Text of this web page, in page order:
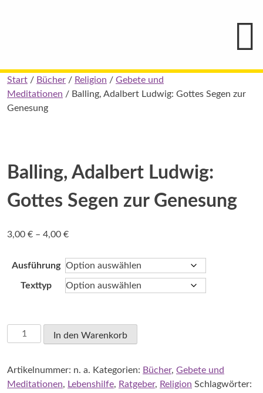
Pauline
von
Mallinckrodt
Skip
to
content
Start / Bücher / Religion / Gebete und
Meditationen / Balling, Adalbert Ludwig: Gottes Segen zur
Genesung
Balling, Adalbert Ludwig:
Gottes Segen zur Genesung
3,00 € – 4,00 €Preisspanne:
bis
4,00 €
Ausführung
Texttyp
Balling,
Adalbert
Gottes
Segen
In den Warenkorb
Artikelnummer: n. a. Kategorien: Bücher, Gebete und
Meditationen, Lebenshilfe, Ratgeber, Religion Schlagwörter: